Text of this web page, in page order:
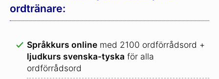
ordtränare:
Språkkurs online med 2100 ordförrådsord +
ljudkurs svenska-tyska för alla
ordförrådsord